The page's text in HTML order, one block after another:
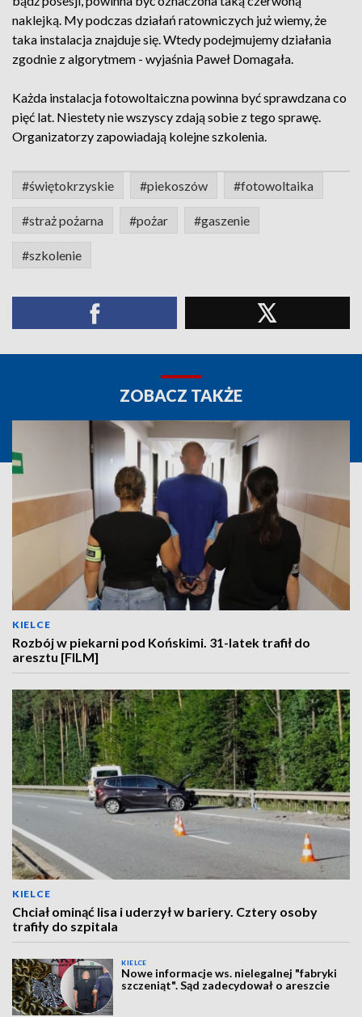
naklejką. My podczas działań ratowniczych już wiemy, że
taka instalacja znajduje się. Wtedy podejmujemy działania
zgodnie z algorytmem - wyjaśnia Paweł Domagała.
Każda instalacja fotowoltaiczna powinna być sprawdzana co
pięć lat. Niestety nie wszyscy zdają sobie z tego sprawę.
Organizatorzy zapowiadają kolejne szkolenia.
#świętokrzyskie #piekoszów #fotowoltaika
#straż pożarna #pożar #gaszenie
#szkolenie
ZOBACZ TAKŻE
KIELCE
Rozbój w piekarni pod Końskimi. 31-latek trafił do
aresztu [FILM]
KIELCE
Chciał ominąć lisa i uderzył w bariery. Cztery osoby
trafiły do szpitala
KIELCE
Nowe informacje ws. nielegalnej "fabryki
szczeniąt". Sąd zadecydował o areszcie